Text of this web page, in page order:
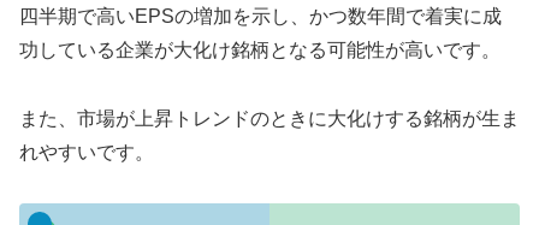
四半期で高いEPSの増加を示し、かつ数年間で着実に成
功している企業が大化け銘柄となる可能性が高いです。
また、市場が上昇トレンドのときに大化けする銘柄が生ま
れやすいです。